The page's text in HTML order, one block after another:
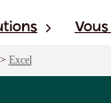
Vous
Excel